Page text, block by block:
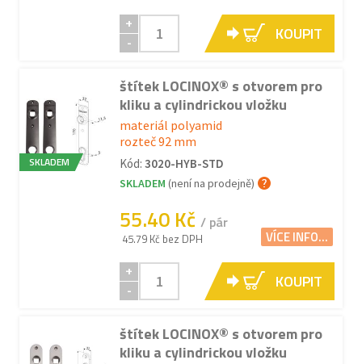
+
-
KOUPIT
SKLADEM
štítek LOCINOX® s otvorem pro
kliku a cylindrickou vložku
materiál polyamid
rozteč 92 mm
Kód: 3020-HYB-STD
SKLADEM (není na prodejně)
55.40 Kč / pár
45.79 Kč bez DPH VÍCE INFO...
+
-
KOUPIT
štítek LOCINOX® s otvorem pro
kliku a cylindrickou vložku